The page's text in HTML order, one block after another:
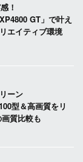
！
GT」で叶え
エイティブ環境
ーン
型＆高画質をリ
質比較も